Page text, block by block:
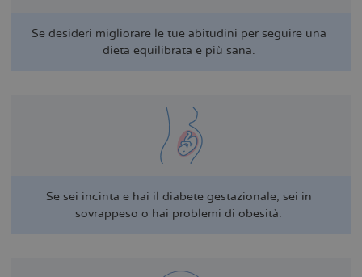
Se desideri migliorare le tue abitudini per seguire una
dieta equilibrata e più sana.
Se sei incinta e hai il diabete gestazionale, sei in
sovrappeso o hai problemi di obesità.